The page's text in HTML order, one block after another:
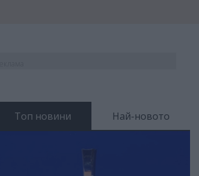
Топ новини Най-новото